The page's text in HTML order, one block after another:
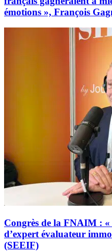
émotions », François
Congrès de la FNAIM : «
d’expert évaluateur
(SEEIF)